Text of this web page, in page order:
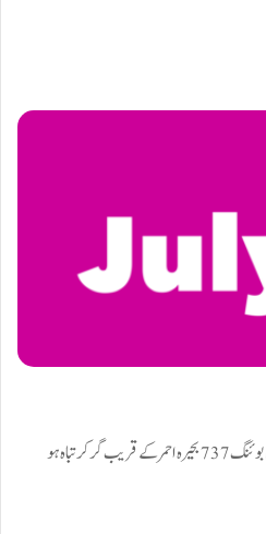
واقعات 2003ء سوڈان کا طیارہ اے ئربس بوئنگ 737بحیرہ احمر کے قریب گر کرتباہ ہو